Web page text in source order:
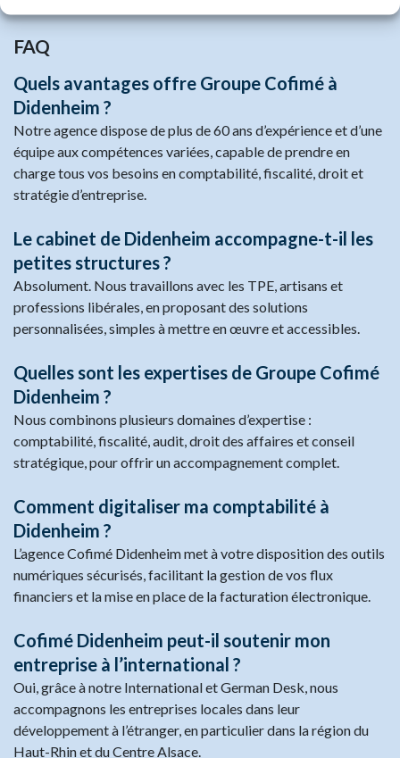
FAQ
Quels avantages offre Groupe Cofimé à
Didenheim ?
Notre agence dispose de plus de 60 ans d’expérience et d’une
équipe aux compétences variées, capable de prendre en
charge tous vos besoins en comptabilité, fiscalité, droit et
stratégie d’entreprise.
Le cabinet de Didenheim accompagne-t-il les
petites structures ?
Absolument. Nous travaillons avec les TPE, artisans et
professions libérales, en proposant des solutions
personnalisées, simples à mettre en œuvre et accessibles.
Quelles sont les expertises de Groupe Cofimé
Didenheim ?
Nous combinons plusieurs domaines d’expertise :
comptabilité, fiscalité, audit, droit des affaires et conseil
stratégique, pour offrir un accompagnement complet.
Comment digitaliser ma comptabilité à
Didenheim ?
L’agence Cofimé Didenheim met à votre disposition des outils
numériques sécurisés, facilitant la gestion de vos flux
financiers et la mise en place de la facturation électronique.
Cofimé Didenheim peut-il soutenir mon
entreprise à l’international ?
Oui, grâce à notre International et German Desk, nous
accompagnons les entreprises locales dans leur
développement à l’étranger, en particulier dans la région du
Haut-Rhin et du Centre Alsace.